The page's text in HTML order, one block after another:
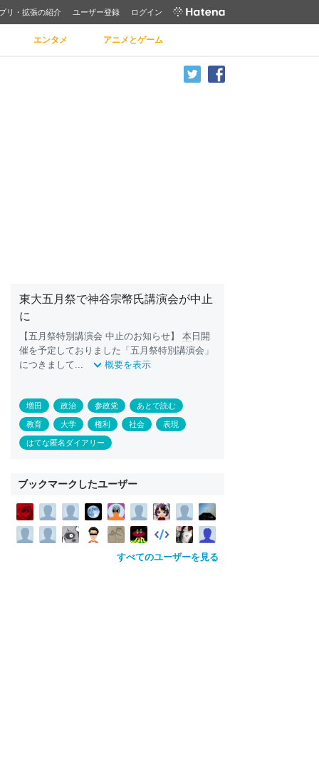
リ・拡張の紹介 ユーザー登録 ログイン
エンタメ アニメとゲーム
東大五月祭で神谷宗幣氏講演会が中止
に
【五月祭特別講演会 中止のお知らせ】 本 日開
催を予定しておりました「五月祭特別講演会」
につきまして...
概要を表示
増田 政治 参政党 あとで読む
教育 大学 権利 社会 表現
はてな匿名ダイアリー
ブックマークしたユーザー
すべてのユーザーを見る